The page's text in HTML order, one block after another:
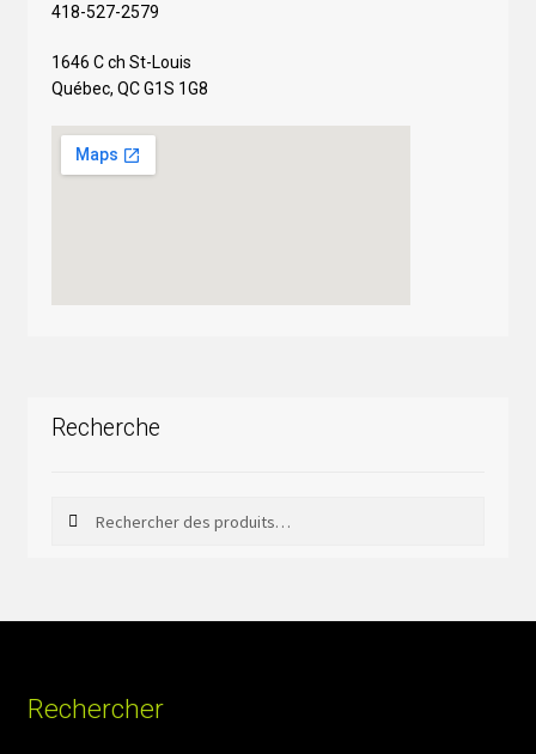
418-527-2579
1646 C ch St-Louis
Québec, QC G1S 1G8
Recherche
Rechercher